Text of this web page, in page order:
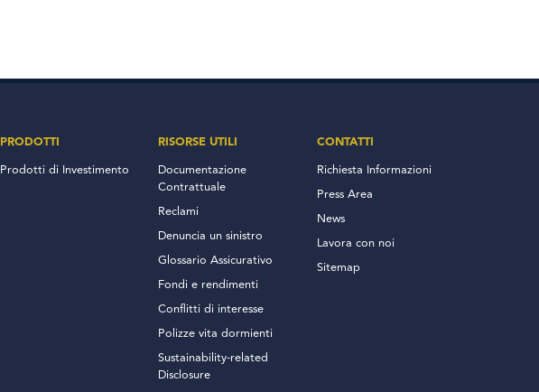
PRODOTTI
Prodotti di Investimento
RISORSE UTILI
Documentazione
Contrattuale
Reclami
Denuncia un sinistro
Glossario Assicurativo
Fondi e rendimenti
Conflitti di interesse
Polizze vita dormienti
Sustainability-related
Disclosure
CONTATTI
Richiesta Informazioni
Press Area
News
Lavora con noi
Sitemap